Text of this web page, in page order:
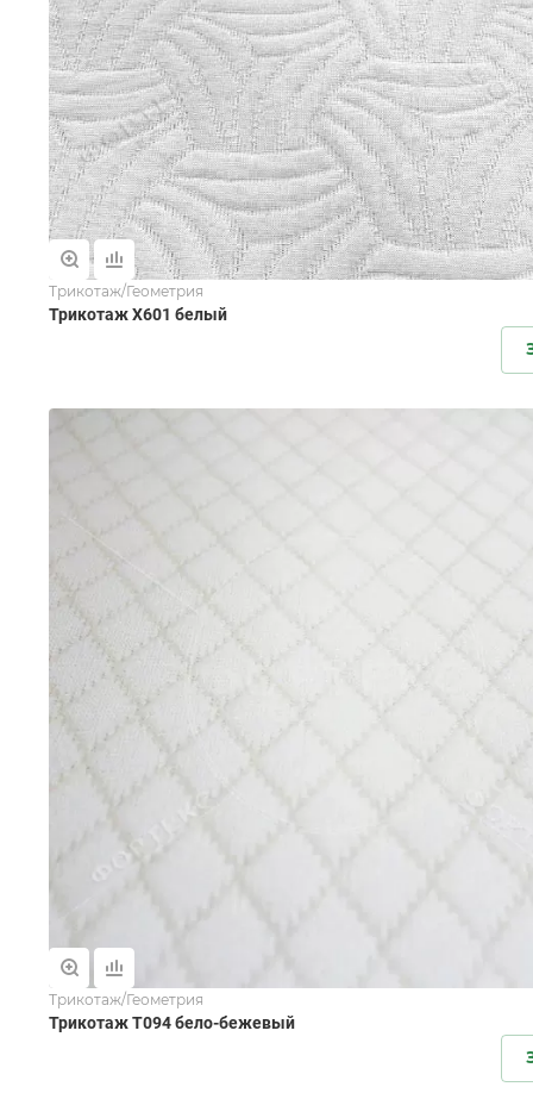
Трикотаж/Геометрия
Трикотаж X601 белый
Трикотаж/Геометрия
Трикотаж T094 бело-бежевый